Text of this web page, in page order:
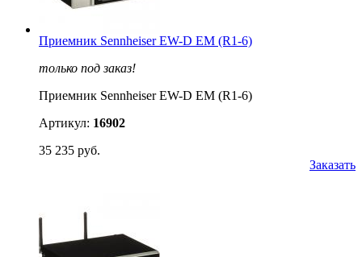
Приемник Sennheiser EW-D EM (R1-6)
только под заказ!
Приемник Sennheiser EW-D EM (R1-6)
Артикул: 16902
35 235 руб.
Заказать